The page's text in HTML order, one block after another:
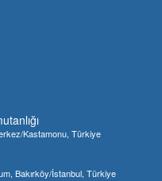
Kastamonu, Türkiye
Bakırköy/İstanbul, Türkiye